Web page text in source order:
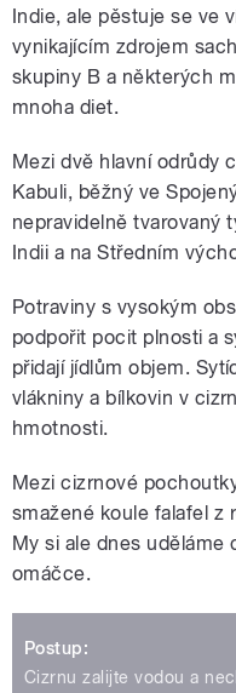
Indie, ale pěstuje se ve
vynikajícím zdrojem
skupiny B a některých
mnoha diet.
Mezi dvě hlavní odrůdy
Kabuli, běžný ve
nepravidelně tvarovaný
Indii a na Středním
Potraviny s vysokým
podpořit pocit plnosti a
přidají jídlům objem.
vlákniny a bílkovin v
hmotnosti.
Mezi cizrnové
smažené koule falafel z
My si ale dnes uděláme
omáčce.
Postup:
Cizrnu zalijte vodou a